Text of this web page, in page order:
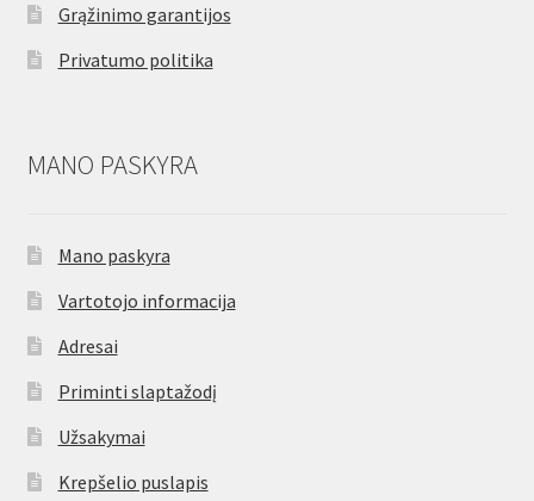
Grąžinimo garantijos
Privatumo politika
MANO PASKYRA
Mano paskyra
Vartotojo informacija
Adresai
Priminti slaptažodį
Užsakymai
Krepšelio puslapis